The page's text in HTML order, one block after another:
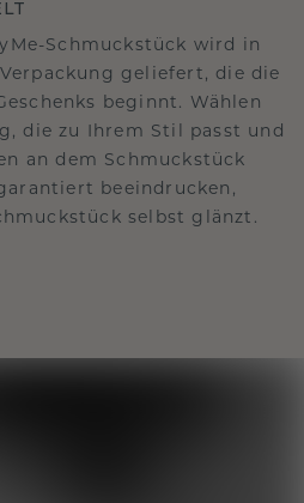
Schmuckstück wird in
geliefert, die die
beginnt. Wählen
die zu Ihrem Stil passt und
an dem Schmuckstück
beeindrucken,
selbst glänzt.